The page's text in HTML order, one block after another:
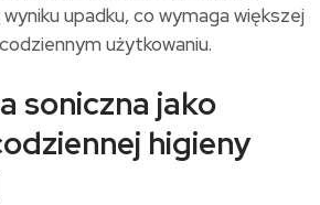
upadku, co wymaga większej
użytkowaniu.
soniczna jako
higieny